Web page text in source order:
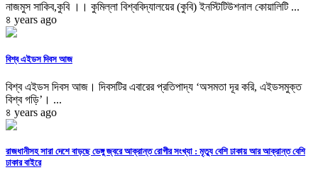
নাজমুস সাকিব,কুবি ।। কুমিল্লা বিশ্ববিদ্যালয়ের (কুবি) ইনস্টিটিউশনাল কোয়ালিটি ...
৪ years ago
বিশ্ব এইডস দিবস আজ
বিশ্ব এইডস দিবস আজ। দিবসটির এবারের প্রতিপাদ্য ‘অসমতা দূর করি, এইডসমুক্ত
বিশ্ব গড়ি’। ...
৪ years ago
রাজধানীসহ সারা দেশে বাড়ছে ডেঙ্গু জ্বরে আক্রান্ত রোগীর সংখ্যা : মৃত্যু বেশি ঢাকায় আর আক্রান্ত বেশি
ঢাকার বাইরে